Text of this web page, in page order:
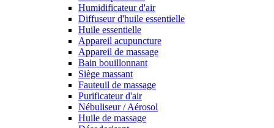
Humidificateur d'air
Diffuseur d'huile essentielle
Huile essentielle
Appareil acupuncture
Appareil de massage
Bain bouillonnant
Siège massant
Fauteuil de massage
Purificateur d'air
Nébuliseur / Aérosol
Huile de massage